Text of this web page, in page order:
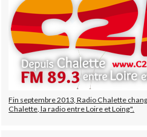
Fin septembre 2013, Radio Chalette
Chalette, la radio entre Loire et Loing".